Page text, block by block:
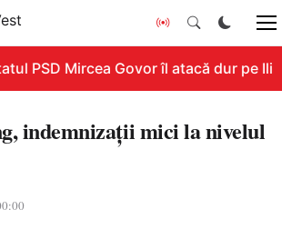
PSD Mircea Govor îl atacă dur pe
indemnizaţii mici la nivelul